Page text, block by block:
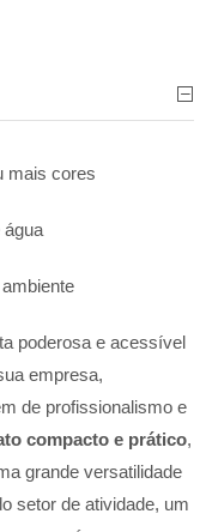
mais cores
água
poderosa e acessível
empresa,
de profissionalismo e
compacto e prático,
grande versatilidade
setor de atividade, um